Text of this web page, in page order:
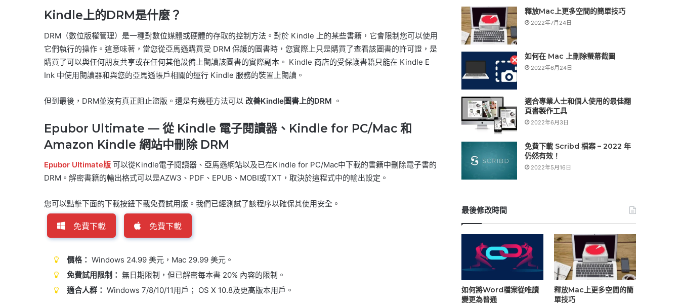
Kindle上的DRM是什麼？
DRM（數位版權管理）是一種對數位媒體或硬體的存取的控制方法。對於 Kindle 上的某些書籍，它會限制您可以使用
它們執行的操作。這意味著，當您從亞馬遜購買受 DRM 保護的圖書時，您實際上只是購買了查看該圖書的許可證，是
購買了可以與任何朋友共享或在任何其他設備上閱讀該圖書的實際副本。 Kindle 商店的受保護書籍只能在 Kindle E
Ink 中使用閱讀器和與您的亞馬遜帳戶相關的運行 Kindle 服務的裝置上閱讀。
但到最後，DRM並沒有真正阻止盜版。還是有幾種方法可以 改善Kindle圖書上的DRM 。
Epubor Ultimate — 從 Kindle 電子閱讀器、Kindle for PC/Mac 和
Amazon Kindle 網站中刪除 DRM
Epubor Ultimate版 可以從Kindle電子閱讀器、亞馬遜網站以及已在Kindle for PC/Mac中下載的書籍中刪除電子書的
DRM。解密書籍的輸出格式可以是AZW3、PDF、EPUB、MOBI或TXT，取決於這程式中的輸出設定。
您可以點擊下面的下載按鈕下載免費試用版。我們已經測試了該程序以確保其使用安全。
免費下載 免費下載
價格： Windows 24.99 美元，Mac 29.99 美元。
免費試用限制： 無日期限制，但已解密每本書 20% 內容的限制。
適合人群： Windows 7/8/10/11用戶； OS X 10.8及更高版本用戶。
釋放Mac上更多空間的簡單技巧
2022年7月24日
如何在 Mac 上刪除螢幕截圖
2022年6月24日
適合專業人士和個人使用的最佳翻
頁書製作工具
2022年6月3日
免費下載 Scribd 檔案 – 2022 年
仍然有效！
2022年5月16日
最後修改時間
如何將Word檔案從唯讀
變更為普通
釋放Mac上更多空間的簡
單技巧